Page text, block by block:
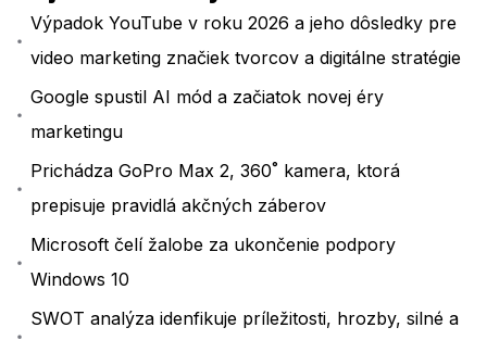
Výpadok YouTube v roku 2026 a jeho dôsledky pre
video marketing značiek tvorcov a digitálne stratégie
Google spustil AI mód a začiatok novej éry
marketingu
Prichádza GoPro Max 2, 360˚ kamera, ktorá
prepisuje pravidlá akčných záberov
Microsoft čelí žalobe za ukončenie podpory
Windows 10
SWOT analýza idenfikuje príležitosti, hrozby, silné a